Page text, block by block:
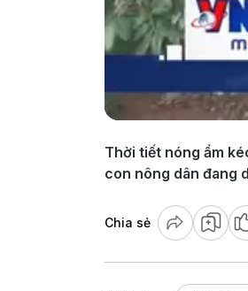
Thời tiết nóng ẩm
con nông dân đang
Chia sẻ